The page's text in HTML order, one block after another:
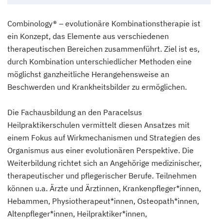
Combinology® – evolutionäre Kombinationstherapie ist
ein Konzept, das Elemente aus verschiedenen
therapeutischen Bereichen zusammenführt. Ziel ist es,
durch Kombination unterschiedlicher Methoden eine
möglichst ganzheitliche Herangehensweise an
Beschwerden und Krankheitsbilder zu ermöglichen.
Die Fachausbildung an den Paracelsus
Heilpraktikerschulen vermittelt diesen Ansatzes mit
einem Fokus auf Wirkmechanismen und Strategien des
Organismus aus einer evolutionären Perspektive. Die
Weiterbildung richtet sich an Angehörige medizinischer,
therapeutischer und pflegerischer Berufe. Teilnehmen
können u.a. Ärzte und Ärztinnen, Krankenpfleger*innen,
Hebammen, Physiotherapeut*innen, Osteopath*innen,
Altenpfleger*innen, Heilpraktiker*innen,